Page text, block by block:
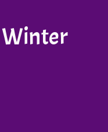
Winter